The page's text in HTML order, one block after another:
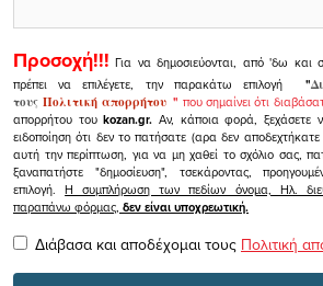
Προσοχή!!! Για να δημοσιεύονται, από 'δω και
πρέπει να επιλέγετε, την παρακάτω επιλογή
"
τουςΠολιτική απορρήτου" που σημαίνει ότι
απορρήτου τουkozan.gr. Αν, κάποια φορά, ξεχάσετε
ειδοποίηση ότι δεν το πατήσατε (αρα δεν
αυτή την περίπτωση, για να μη χαθεί το σχόλιο σας,
ξαναπατήστε "δημοσίευση", τσεκάροντας,
επιλογή.Η συμπλήρωση των πεδίων όνομα, Ηλ.
παραπάνω φόρμας, δεν είναι υποχρεωτική.
Διάβασα και αποδέχομαι τους Πολιτική